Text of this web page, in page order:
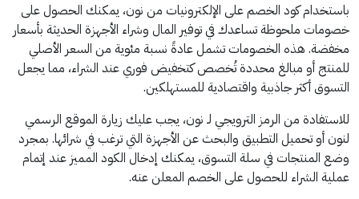
باستخدام كود الخصم على الإلكترونيات من نون، يمكنك الحصول على
خصومات ملحوظة تساعدك في توفير المال وشراء الأجهزة الحديثة بأسعار
مخفضة. هذه الخصومات تشمل عادةً نسبة مئوية من السعر الأصلي
للمنتج أو مبالغ محددة تُخصص كتخفيض فوري عند الشراء، مما يجعل
التسوق أكثر جاذبية واقتصادية للمستهلكين.
للاستفادة من الرمز الترويجي لـ نون، يجب عليك زيارة الموقع الرسمي
لنون أو تحميل التطبيق والبحث عن الأجهزة التي ترغب في شرائها. بمجرد
وضع المنتجات في سلة التسوق، يمكنك إدخال الكود المميز عند إتمام
عملية الشراء للحصول على الخصم المعلن عنه.